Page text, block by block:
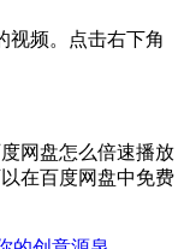
视频。点击右下角
网盘怎么倍速播放
在百度网盘中免费